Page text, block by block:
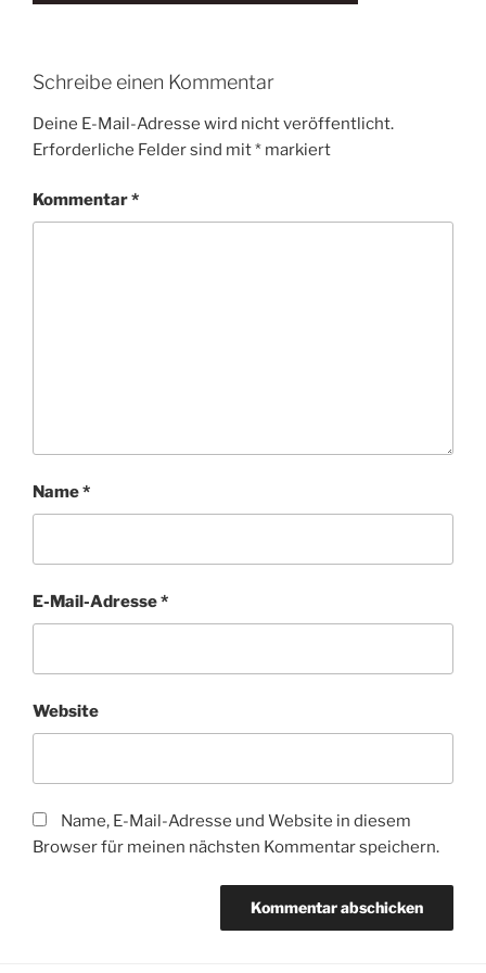
Schreibe einen Kommentar
Deine E-Mail-Adresse wird nicht veröffentlicht.
Erforderliche Felder sind mit* markiert
Kommentar*
Name*
E-Mail-Adresse*
Website
Name, E-Mail-Adresse und Website in diesem
Browser für meinen nächsten Kommentar speichern.